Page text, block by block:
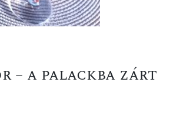
– a palackba zárt